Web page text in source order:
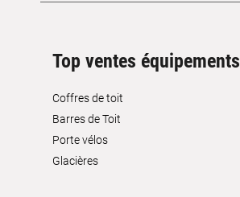
Top ventes équipements
Coffres de toit
Barres de Toit
Porte vélos
Glacières